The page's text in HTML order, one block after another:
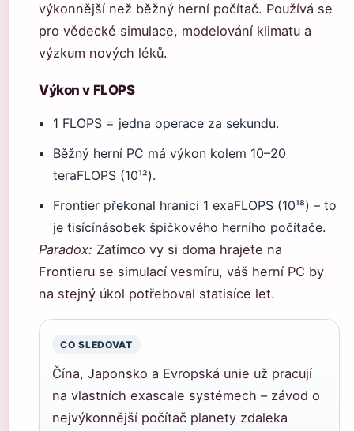
výkonnější než běžný herní počítač. Používá se
pro vědecké simulace, modelování klimatu a
výzkum nových léků.
Výkon v FLOPS
1 FLOPS = jedna operace za sekundu.
Běžný herní PC má výkon kolem 10–20
teraFLOPS (10¹²).
Frontier překonal hranici 1 exaFLOPS (10¹⁸) – to
je tisícínásobek špičkového herního počítače.
Paradox: Zatímco vy si doma hrajete na
Frontieru se simulací vesmíru, váš herní PC by
na stejný úkol potřeboval statisíce let.
CO SLEDOVAT
Čína, Japonsko a Evropská unie už pracují
na vlastních exascale systémech – závod o
nejvýkonnější počítač planety zdaleka